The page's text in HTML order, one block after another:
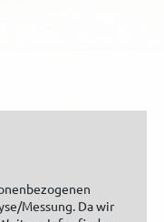
Messung. Da wir